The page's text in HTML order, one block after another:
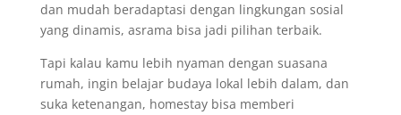
dan mudah beradaptasi dengan lingkungan sosial
yang dinamis, asrama bisa jadi pilihan terbaik.
Tapi kalau kamu lebih nyaman dengan suasana
rumah, ingin belajar budaya lokal lebih dalam, dan
suka ketenangan, homestay bisa memberi